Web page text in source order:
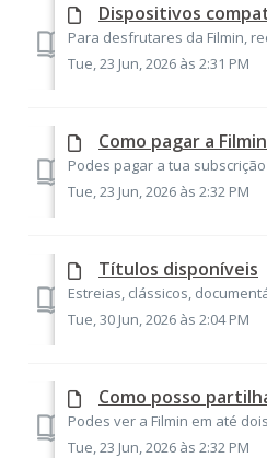
Dispositivos
Tue, 23 Jun, 2026 às 2:31 PM
Como pagar a Filmin
Tue, 23 Jun, 2026 às 2:32 PM
Títulos disponíveis
Tue, 30 Jun, 2026 às 2:04 PM
Como posso
Tue, 23 Jun, 2026 às 2:32 PM